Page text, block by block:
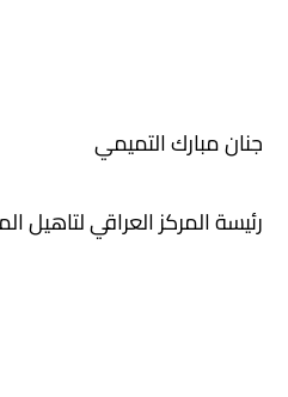
جنان مبارك التميمي
رئيسة المركز العراقي لتاهيل